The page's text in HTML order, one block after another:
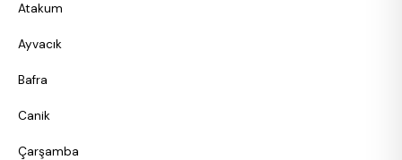
Atakum
Ayvacık
Bafra
Canik
Çarşamba